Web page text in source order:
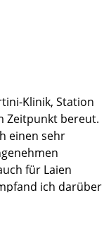
Klinik, Station
Zeitpunkt bereut.
einen sehr
für Laien
ich darüber
Form
Dank!) verlief